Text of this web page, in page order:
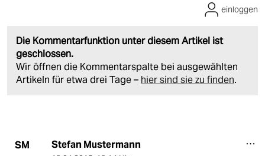
Die Kommentarfunktion unter diesem Artikel ist
geschlossen.
Wir öffnen die Kommentarspalte bei ausgewählten
Artikeln für etwa drei Tage – hier sind sie zu finden.
einloggen
SM Stefan Mustermann